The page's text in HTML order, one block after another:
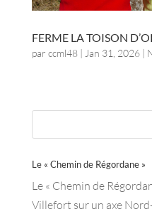
FERME LA TOISON
par ccml48| Jan 31, 2026|
Le « Chemin de Régordane »
Le « Chemin de
Villefort sur un axe